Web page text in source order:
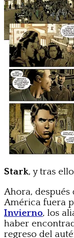
Stark, y tras
Ahora,
América fuera
Invierno, los
haber
regreso del